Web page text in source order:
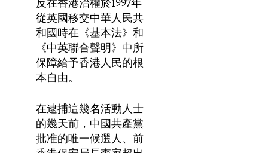
反在香港治權於1997年
從英國移交中華人民共
和國時在《基本法》和
《中英聯合聲明》中所
保障給予香港人民的根
本自由。
在逮捕這幾名活動人士
的幾天前，中國共產黨
批准的唯一候選人、前